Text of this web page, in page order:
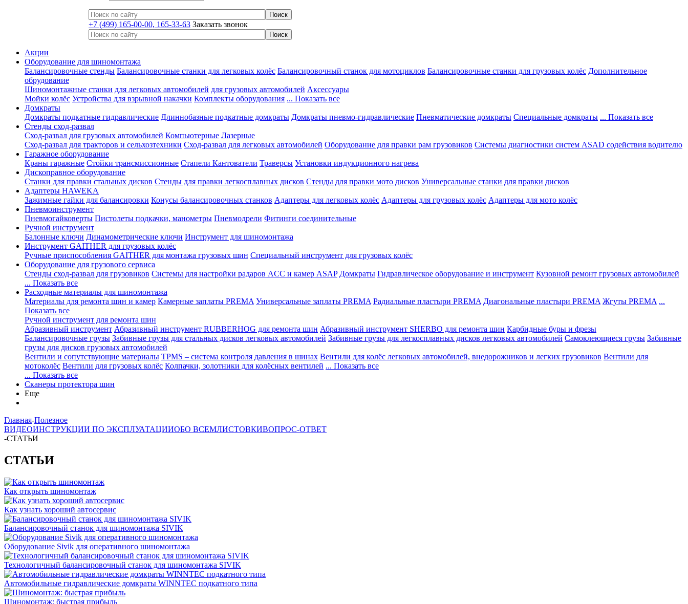
+7 (499) 165-00-00, 165-33-63 Заказать звонок
Акции
Оборудование для шиномонтажа
Балансировочные стенды Балансировочные станки для легковых колёс Балансировочный станок для мотоциклов Балансировочные станки для грузовых колёс Дополнительное
обрудование
Шиномонтажные станки для легковых автомобилей для грузовых автомобилей Аксессуары
Мойки колёс Устройства для взрывной накачки Комплекты оборудования ... Показать все
Домкраты
Домкраты подкатные гидравлические Длиннобазные подкатные домкраты Домкраты пневмо-гидравлические Пневматические домкраты Специальные домкраты ... Показать все
Стенды сход-развал
Сход-развал для грузовых автомобилей Компьютерные Лазерные
Сход-развал для тракторов и сельхозтехники Сход-развал для легковых автомобилей Оборудование для правки рам грузовиков Системы диагностики систем ASAD содействия водителю
Гаражное оборудование
Краны гаражные Стойки трансмиссионные Стапели Кантователи Траверсы Установки индукционного нагрева
Дископравное оборудование
Станки для правки стальных дисков Стенды для правки легкосплавных дисков Стенды для правки мото дисков Универсальные станки для правки дисков
Адаптеры HAWEKA
Зажимные гайки для балансировки Конусы балансировочных станков Адаптеры для легковых колёс Адаптеры для грузовых колёс Адаптеры для мото колёс
Пневмоинструмент
Пневмогайковерты Пистолеты подкачки, манометры Пневмодрели Фитинги соединительные
Ручной инструмент
Балонные ключи Динамометрические ключи Инструмент для шиномонтажа
Инструмент GAITHER для грузовых колёс
Ручные приспособления GAITHER для монтажа грузовых шин Специальный инструмент для грузовых колёс
Оборудование для грузового сервиса
Стенды сход-развал для грузовиков Системы для настройки радаров ACC и камер ASAP Домкраты Гидравлическое оборудование и инструмент Кузовной ремонт грузовых автомобилей
... Показать все
Расходные материалы для шиномонтажа
Материалы для ремонта шин и камер Камерные заплаты PREMA Универсальные заплаты PREMA Радиальные пластыри PREMA Диагональные пластыри PREMA Жгуты PREMA ...
Показать все
Ручной инструмент для ремонта шин
Абразивный инструмент Абразивный инструмент RUBBERHOG для ремонта шин Абразивный инструмент SHERBO для ремонта шин Карбидные буры и фрезы
Балансировочные грузы Забивные грузы для стальных дисков легковых автомобилей Забивные грузы для легкосплавных дисков легковых автомобилей Самоклеющиеся грузы Забивные
грузы для дисков грузовых автомобилей
Вентили и сопутствующие материалы TPMS – система контроля давления в шинах Вентили для колёс легковых автомобилей, внедорожников и легких грузовиков Вентили для
мотоколёс Вентили для грузовых колёс Колпачки, золотники для колёсных вентилей ... Показать все
... Показать все
Сканеры протектора шин
Еще
Главная-Полезное
ВИДЕОИНСТРУКЦИИ ПО ЭКСПЛУАТАЦИИОБО ВСЕМЛИСТОВКИВОПРОС-ОТВЕТ
-СТАТЬИ
СТАТЬИ
Как открыть шиномонтаж
Как узнать хороший автосервис
Балансировочный станок для шиномонтажа SIVIK
Оборудование Sivik для оперативного шиномонтажа
Технологичный балансировочный станок для шиномонтажа SIVIK
Автомобильные гидравлические домкраты WINNTEC подкатного типа
Шиномонтаж: быстрая прибыль